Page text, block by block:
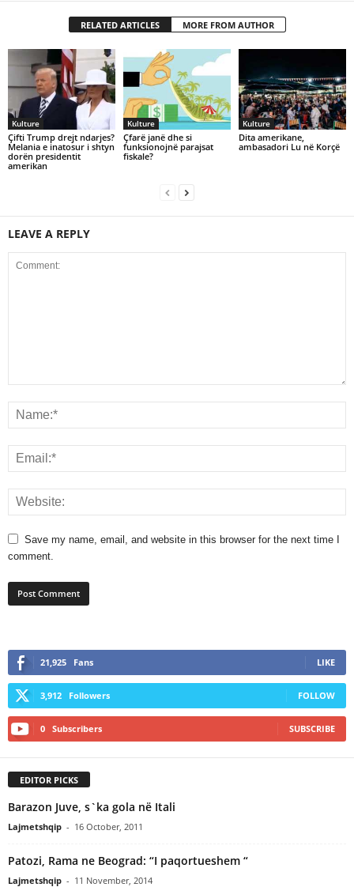
RELATED ARTICLES MORE FROM AUTHOR
Kulture
Çifti Trump drejt ndarjes?
Melania e inatosur i shtyn
dorën presidentit
amerikan
Kulture
Çfarë janë dhe si
funksionojnë parajsat
fiskale?
Kulture
Dita amerikane,
ambasadori Lu në Korçë
LEAVE A REPLY
Save my name, email, and website in this browser for the next time I
comment.
21,925 Fans LIKE
3,912 Followers FOLLOW
0 Subscribers SUBSCRIBE
EDITOR PICKS
Barazon Juve, s`ka gola në Itali
Lajmetshqip - 16 October, 2011
Patozi, Rama ne Beograd: “I paqortueshem “
Lajmetshqip - 11 November, 2014